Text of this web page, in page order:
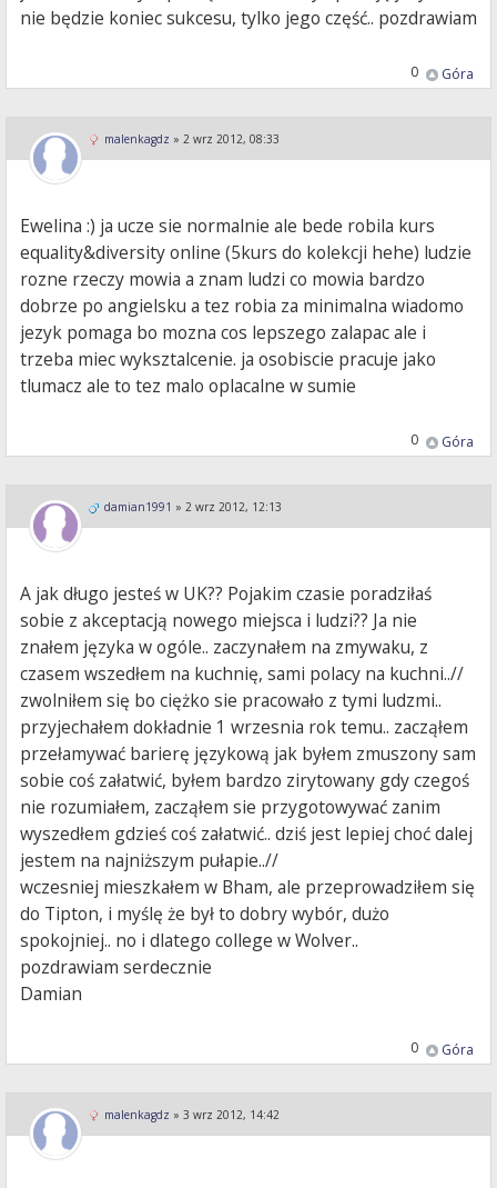
nie będzie koniec sukcesu, tylko jego część.. pozdrawiam
Góra
0
malenkagdz » 2 wrz 2012, 08:33
Ewelina :) ja ucze sie normalnie ale bede robila kurs
equality&diversity online (5kurs do kolekcji hehe) ludzie
rozne rzeczy mowia a znam ludzi co mowia bardzo
dobrze po angielsku a tez robia za minimalna wiadomo
jezyk pomaga bo mozna cos lepszego zalapac ale i
trzeba miec wyksztalcenie. ja osobiscie pracuje jako
tlumacz ale to tez malo oplacalne w sumie
Góra
0
damian1991 » 2 wrz 2012, 12:13
A jak długo jesteś w UK?? Pojakim czasie poradziłaś
sobie z akceptacją nowego miejsca i ludzi?? Ja nie
znałem języka w ogóle.. zaczynałem na zmywaku, z
czasem wszedłem na kuchnię, sami polacy na kuchni..//
zwolniłem się bo ciężko sie pracowało z tymi ludzmi..
przyjechałem dokładnie 1 wrzesnia rok temu.. zacząłem
przełamywać barierę językową jak byłem zmuszony sam
sobie coś załatwić, byłem bardzo zirytowany gdy czegoś
nie rozumiałem, zacząłem sie przygotowywać zanim
wyszedłem gdzieś coś załatwić.. dziś jest lepiej choć dalej
jestem na najniższym pułapie..//
wczesniej mieszkałem w Bham, ale przeprowadziłem się
do Tipton, i myślę że był to dobry wybór, dużo
spokojniej.. no i dlatego college w Wolver..
pozdrawiam serdecznie
Damian
Góra
0
malenkagdz » 3 wrz 2012, 14:42